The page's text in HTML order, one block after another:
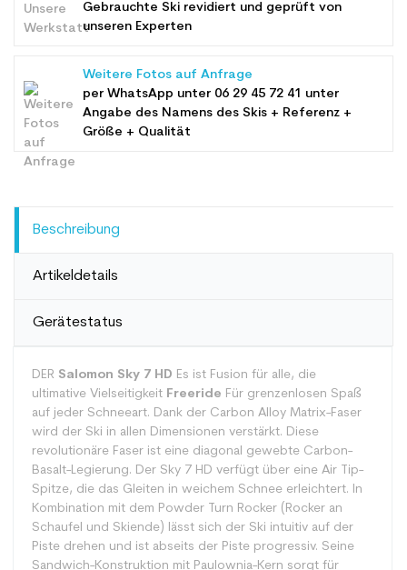
Gebrauchte Ski revidiert und geprüft von
unseren Experten
Weitere Fotos auf Anfrage
per WhatsApp unter 06 29 45 72 41 unter
Angabe des Namens des Skis + Referenz +
Größe + Qualität
Beschreibung
Artikeldetails
Gerätestatus
DER Salomon Sky 7 HD Es ist Fusion für alle, die
ultimative Vielseitigkeit Freeride Für grenzenlosen Spaß
auf jeder Schneeart. Dank der Carbon Alloy Matrix-Faser
wird der Ski in allen Dimensionen verstärkt. Diese
revolutionäre Faser ist eine diagonal gewebte Carbon-
Basalt-Legierung. Der Sky 7 HD verfügt über eine Air Tip-
Spitze, die das Gleiten in weichem Schnee erleichtert. In
Kombination mit dem Powder Turn Rocker (Rocker an
Schaufel und Skiende) lässt sich der Ski intuitiv auf der
Piste drehen und ist abseits der Piste progressiv. Seine
Sandwich-Konstruktion mit Paulownia-Kern sorgt für